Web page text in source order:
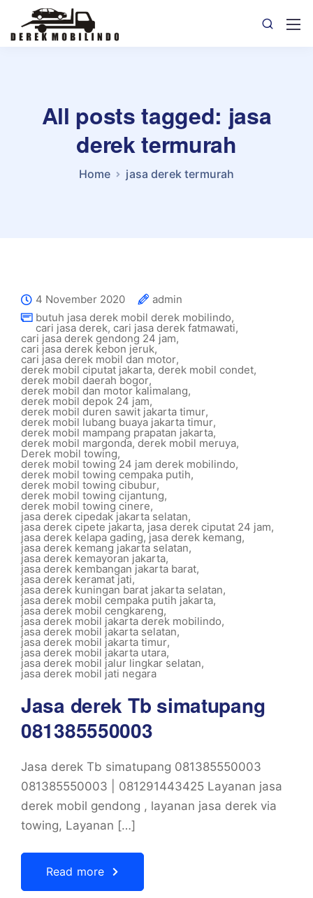
All posts tagged: jasa
derek termurah
Home jasa derek termurah
4 November 2020
admin
butuh jasa derek mobil derek mobilindo,
cari jasa derek, cari jasa derek fatmawati,
cari jasa derek gendong 24 jam,
cari jasa derek kebon jeruk,
cari jasa derek mobil dan motor,
derek mobil ciputat jakarta, derek mobil condet,
derek mobil daerah bogor,
derek mobil dan motor kalimalang,
derek mobil depok 24 jam,
derek mobil duren sawit jakarta timur,
derek mobil lubang buaya jakarta timur,
derek mobil mampang prapatan jakarta,
derek mobil margonda,derek mobil meruya,
Derek mobil towing,
derek mobil towing 24 jam derek mobilindo,
derek mobil towing cempaka putih,
derek mobil towing cibubur,
derek mobil towing cijantung,
derek mobil towing cinere,
jasa derek cipedak jakarta selatan,
jasa derek cipete jakarta, jasa derek ciputat 24 jam,
jasa derek kelapa gading,jasa derek kemang,
jasa derek kemang jakarta selatan,
jasa derek kemayoran jakarta,
jasa derek kembangan jakarta barat,
jasa derek keramat jati,
jasa derek kuningan barat jakarta selatan,
jasa derek mobil cempaka putih jakarta,
jasa derek mobil cengkareng,
jasa derek mobil jakarta derek mobilindo,
jasa derek mobil jakarta selatan,
jasa derek mobil jakarta timur,
jasa derek mobil jakarta utara,
jasa derek mobil jalur lingkar selatan,
jasa derek mobil jati negara
Jasa derek Tb simatupang
081385550003
Jasa derek Tb simatupang 081385550003
081385550003 | 081291443425 Layanan jasa
derek mobil gendong , layanan jasa derek via
towing, Layanan […]
Read more